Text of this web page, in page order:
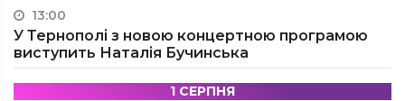
13:00
У Тернополі з новою концертною програмою
виступить Наталія Бучинська
1 СЕРПНЯ